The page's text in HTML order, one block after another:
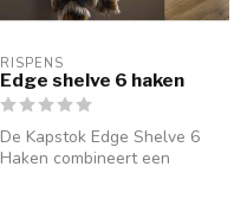
RISPENS
Edge shelve 6 haken
De Kapstok Edge Shelve 6
Haken combineert een